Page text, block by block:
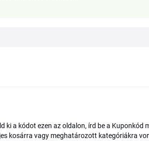
a kódot ezen az oldalon, írd be a Kuponkód
kosárra vagy meghatározott kategóriákra